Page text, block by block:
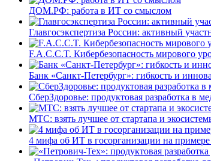
ДОМ.РФ: работа в ИТ со смыслом
Главгосэкспертиза России: активный
F.A.C.C.T. Кибербезопасность мирового
Банк «Санкт-Петербург»: гибкость и
СберЗдоровье: продуктовая разработка в
МТС: взять лучшее от стартапа и
4 мифа об ИТ в госорганизации на